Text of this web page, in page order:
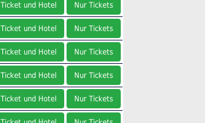
Ticket und Hotel Nur Tickets
Ticket und Hotel Nur Tickets
Ticket und Hotel Nur Tickets
Ticket und Hotel Nur Tickets
Ticket und Hotel Nur Tickets